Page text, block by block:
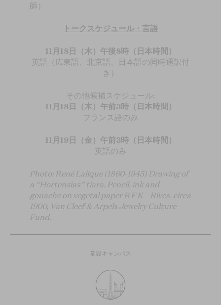
師）
トークスケジュール・言語
11月18日（木）午後8時（日本時間）
英語（広東語、北京語、日本語の同時通訳付
き）
その他候補スケジュール:
11月18日（木）午前3時（日本時間）
フランス語のみ
11月19日（金）午前3時（日本時間）
英語のみ
Photo: René Lalique (1860-1945) Drawing of
a “Hortensias” tiara. Pencil, ink and
gouache on vegetal paper B F K – Rives, circa
1900, Van Cleef & Arpels Jewelry Culture
Fund.
常設キャンパス